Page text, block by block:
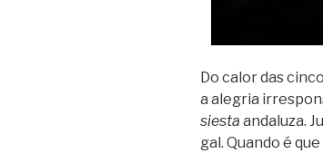
Do calor das
a ale­gria
siesta anda­luza.
gal. Quando é